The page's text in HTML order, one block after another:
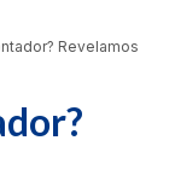
Revelamos